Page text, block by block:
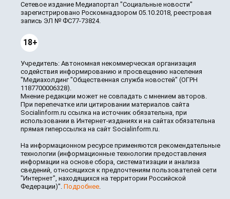
Сетевое издание Медиапортал "Социальные новости"
зарегистрировано Роскомнадзором 05.10.2018, реестровая
запись ЭЛ № ФС77-73824.
18+
Учредитель: Автономная некоммерческая организация
содействия информированию и просвещению населения
"Медиахолдинг "Общественная служба новостей" (ОГРН
1187700006328).
Мнение редакции может не совпадать с мнением авторов.
При перепечатке или цитировании материалов сайта
Socialinform.ru ссылка на источник обязательна, при
использовании в Интернет-изданиях и на сайтах обязательна
прямая гиперссылка на сайт Socialinform.ru.
На информационном ресурсе применяются рекомендательные
технологии (информационные технологии предоставления
информации на основе сбора, систематизации и анализа
сведений, относящихся к предпочтениям пользователей сети
"Интернет", находящихся на территории Российской
Федерации)". Подробнее.